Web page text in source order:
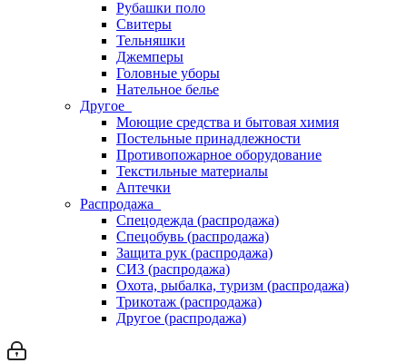
Рубашки поло
Свитеры
Тельняшки
Джемперы
Головные уборы
Нательное белье
Другое
Моющие средства и бытовая химия
Постельные принадлежности
Противопожарное оборудование
Текстильные материалы
Аптечки
Распродажа
Спецодежда (распродажа)
Спецобувь (распродажа)
Защита рук (распродажа)
СИЗ (распродажа)
Охота, рыбалка, туризм (распродажа)
Трикотаж (распродажа)
Другое (распродажа)